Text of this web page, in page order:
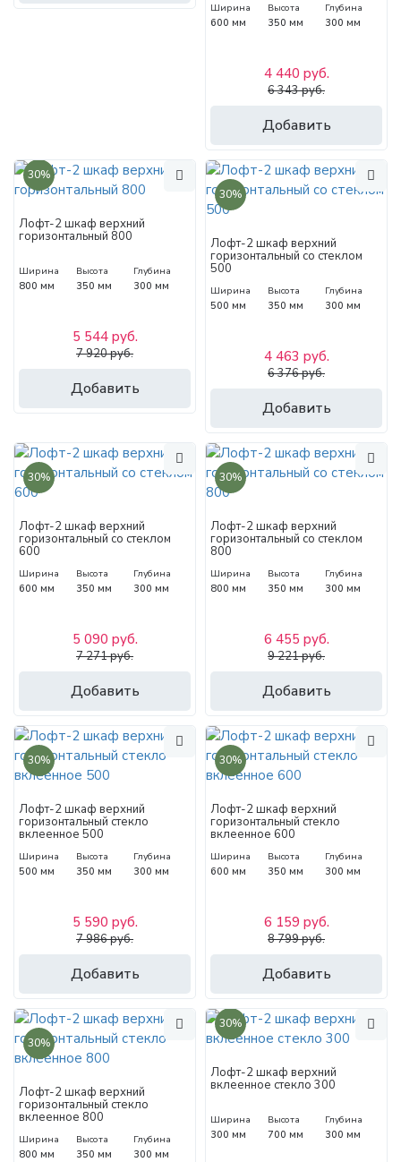
Ширина
600 мм
Высота
350 мм
Глубина
300 мм
Добавить
4 440 руб.
6 343 руб.
30%
Лофт-2 шкаф верхний
горизонтальный 800
Ширина
800 мм
Высота
350 мм
Глубина
300 мм
Добавить
5 544 руб.
7 920 руб.
30%
Лофт-2 шкаф верхний
горизонтальный со стеклом
500
Ширина
500 мм
Высота
350 мм
Глубина
300 мм
Добавить
4 463 руб.
6 376 руб.
30%
Лофт-2 шкаф верхний
горизонтальный со стеклом
600
Ширина
600 мм
Высота
350 мм
Глубина
300 мм
Добавить
5 090 руб.
7 271 руб.
30%
Лофт-2 шкаф верхний
горизонтальный со стеклом
800
Ширина
800 мм
Высота
350 мм
Глубина
300 мм
Добавить
6 455 руб.
9 221 руб.
30%
Лофт-2 шкаф верхний
горизонтальный стекло
вклеенное 500
Ширина
500 мм
Высота
350 мм
Глубина
300 мм
Добавить
5 590 руб.
7 986 руб.
30%
Лофт-2 шкаф верхний
горизонтальный стекло
вклеенное 600
Ширина
600 мм
Высота
350 мм
Глубина
300 мм
Добавить
6 159 руб.
8 799 руб.
30%
Лофт-2 шкаф верхний
горизонтальный стекло
вклеенное 800
Ширина
800 мм
Высота
350 мм
Глубина
300 мм
30%
Лофт-2 шкаф верхний
вклеенное стекло 300
Ширина
300 мм
Высота
700 мм
Глубина
300 мм